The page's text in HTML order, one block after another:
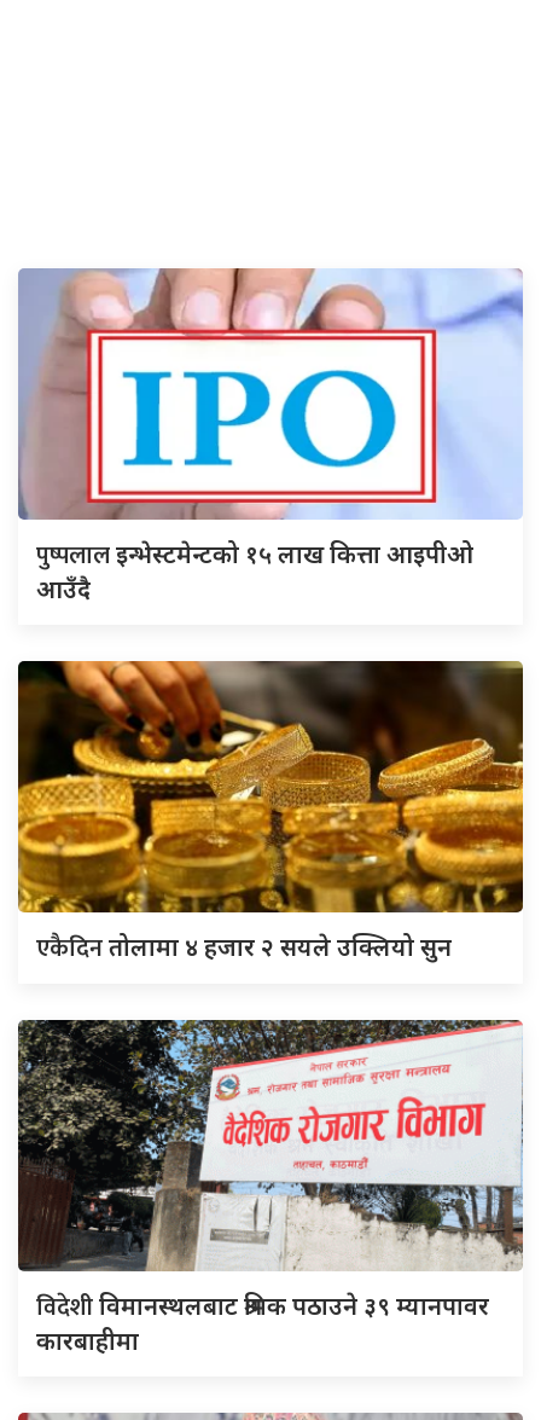
पुष्पलालइन्भेस्टमेन्टको १५ लाख कित्ता आइपीओ
आउँदै
एकैदिनतोलामा ४ हजार २ सयले उक्लियो सुन
विदेशीविमानस्थलबाट श्रमिक पठाउने ३९ म्यानपावर
कारबाहीमा